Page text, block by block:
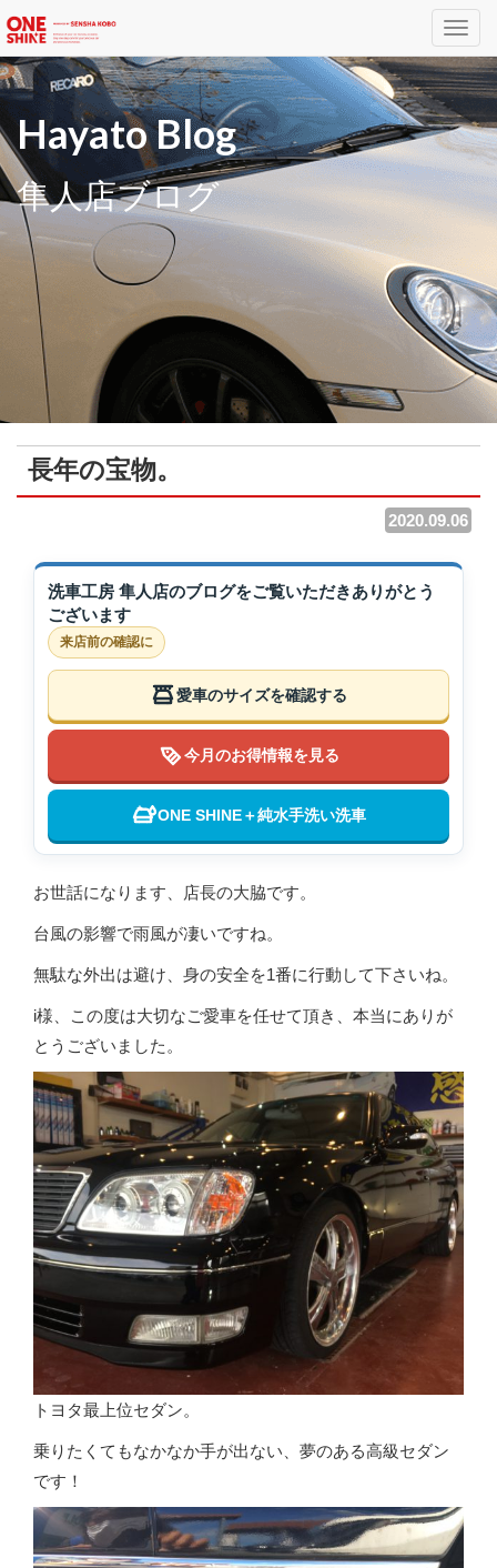
Hayato Blog
隼人店ブログ
長年の宝物。
2020.09.06
洗車工房 隼人店のブログをご覧いただきありがとう
ございます
来店前の確認に
愛車のサイズを確認する
今月のお得情報を見る
ONE SHINE＋純水手洗い洗車
お世話になります、店長の大脇です。
台風の影響で雨風が凄いですね。
無駄な外出は避け、身の安全を1番に行動して下さいね。
i様、この度は大切なご愛車を任せて頂き、本当にありが
とうございました。
トヨタ最上位セダン。
乗りたくてもなかなか手が出ない、夢のある高級セダン
です！